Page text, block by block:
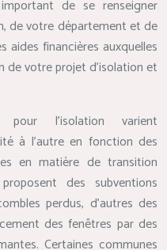
de se renseigner
de votre département et de
financières auxquelles
de votre projet d’isolation et
l’isolation varient
à l’autre en fonction des
en matière de transition
des subventions
perdus, d’autres des
des fenêtres par des
Certaines communes